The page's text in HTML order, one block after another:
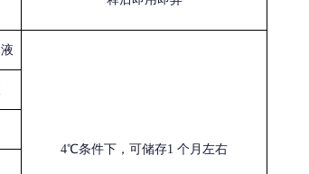
4℃条件下，可储存1 个月左右